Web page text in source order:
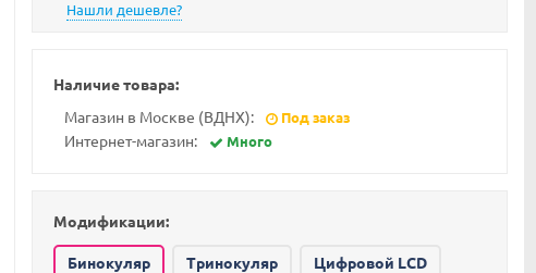
Наличие товара:
Магазин в Москве (ВДНХ):
Под заказ
Интернет-магазин: Много
Модификации:
Бинокуляр Тринокуляр Цифровой LCD